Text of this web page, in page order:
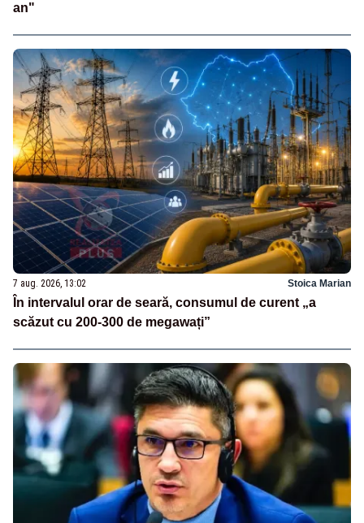
an"
7 aug. 2026, 13:02 Stoica Marian
În intervalul orar de seară, consumul de curent „a
scăzut cu 200-300 de megawați”